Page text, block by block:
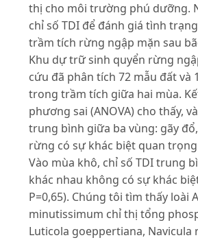
thị cho môi trường phú dưỡng.
chỉ số TDI để đánh giá tình
trầm tích rừng ngập mặn sau
Khu dự trữ sinh quyển rừng
cứu đã phân tích 72 mẫu đất và
trong trầm tích giữa hai mùa.
phương sai (ANOVA) cho thấy,
trung bình giữa ba vùng: gãy
rừng có sự khác biệt quan trọng
Vào mùa khô, chỉ số TDI trung
khác nhau không có sự khác
P=0,65). Chúng tôi tìm thấy loài
minutissimum chỉ thị tổng
Luticola goeppertiana, Navicula